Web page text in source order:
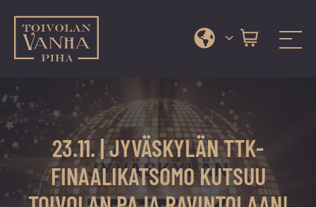
Siirry
suoraan
sisältöön
Toivolan vanha piha
kauneimmassa
pihapiirissä
erilaiset
palvelut
tapahtumat
23.11. | JYVÄSKYLÄN TTK-
FINAALIKATSOMO KUTSUU